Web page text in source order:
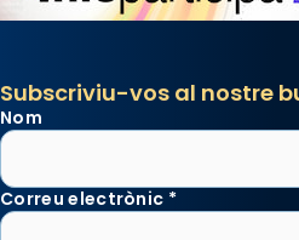
Subscriviu-vos al nostre
Nom
Correu electrònic *